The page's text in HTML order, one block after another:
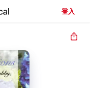
登入